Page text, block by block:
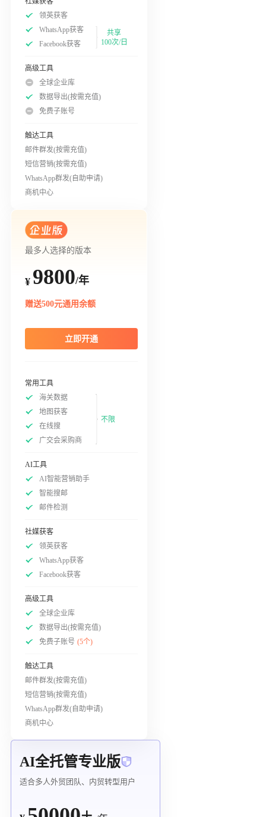
领英获客
WhatsApp获客
Facebook获客
共享
100次/日
高级工具
全球企业库
数据导出(按需充值)
免费子账号
触达工具
邮件群发(按需充值)
短信营销(按需充值)
WhatsApp群发(自助申请)
商机中心
最多人选择的版本
¥ 9800/年
赠送500元通用余额
立即开通
常用工具
海关数据
地图获客
在线搜
广交会采购商
不限
AI工具
AI智能营销助手
智能搜邮
邮件检测
社媒获客
领英获客
WhatsApp获客
Facebook获客
高级工具
全球企业库
数据导出(按需充值)
免费子账号 (5个)
触达工具
邮件群发(按需充值)
短信营销(按需充值)
WhatsApp群发(自助申请)
商机中心
AI全托管专业版
适合多人外贸团队、内贸转型用户